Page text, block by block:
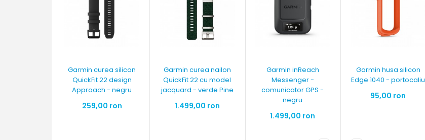
Garmin curea silicon
QuickFit 22 design
Approach - negru
259,00 ron
Garmin curea nailon
QuickFit 22 cu model
jacquard - verde Pine
1.499,00 ron
Garmin inReach
Messenger -
comunicator GPS -
negru
1.499,00 ron
Garmin husa silicon
Edge 1040 - portocaliu
95,00 ron